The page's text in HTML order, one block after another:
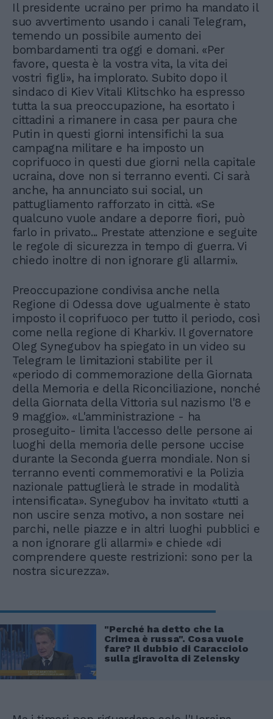
Il presidente ucraino per primo ha mandato il
suo avvertimento usando i canali Telegram,
temendo un possibile aumento dei
bombardamenti tra oggi e domani. «Per
favore, questa è la vostra vita, la vita dei
vostri figli», ha implorato. Subito dopo il
sindaco di Kiev Vitali Klitschko ha espresso
tutta la sua preoccupazione, ha esortato i
cittadini a rimanere in casa per paura che
Putin in questi giorni intensifichi la sua
campagna militare e ha imposto un
coprifuoco in questi due giorni nella capitale
ucraina, dove non si terranno eventi. Ci sarà
anche, ha annunciato sui social, un
pattugliamento rafforzato in città. «Se
qualcuno vuole andare a deporre fiori, può
farlo in privato... Prestate attenzione e seguite
le regole di sicurezza in tempo di guerra. Vi
chiedo inoltre di non ignorare gli allarmi».
Preoccupazione condivisa anche nella
Regione di Odessa dove ugualmente è stato
imposto il coprifuoco per tutto il periodo, così
come nella regione di Kharkiv. Il governatore
Oleg Synegubov ha spiegato in un video su
Telegram le limitazioni stabilite per il
«periodo di commemorazione della Giornata
della Memoria e della Riconciliazione, nonché
della Giornata della Vittoria sul nazismo l'8 e
9 maggio». «L'amministrazione - ha
proseguito- limita l'accesso delle persone ai
luoghi della memoria delle persone uccise
durante la Seconda guerra mondiale. Non si
terranno eventi commemorativi e la Polizia
nazionale pattuglierà le strade in modalità
intensificata». Synegubov ha invitato «tutti a
non uscire senza motivo, a non sostare nei
parchi, nelle piazze e in altri luoghi pubblici e
a non ignorare gli allarmi» e chiede «di
comprendere queste restrizioni: sono per la
nostra sicurezza».
"Perché ha detto che la
Crimea è russa". Cosa vuole
fare? Il dubbio di Caracciolo
sulla giravolta di Zelensky